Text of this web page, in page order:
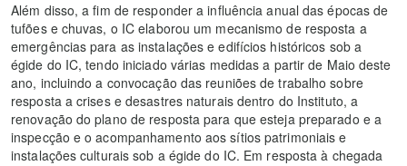
Além disso, a fim de responder a influência anual das épocas de
tufões e chuvas, o IC elaborou um mecanismo de resposta a
emergências para as instalações e edifícios históricos sob a
égide do IC, tendo iniciado várias medidas a partir de Maio deste
ano, incluindo a convocação das reuniões de trabalho sobre
resposta a crises e desastres naturais dentro do Instituto, a
renovação do plano de resposta para que esteja preparado e a
inspecção e o acompanhamento aos sítios patrimoniais e
instalações culturais sob a égide do IC. Em resposta à chegada